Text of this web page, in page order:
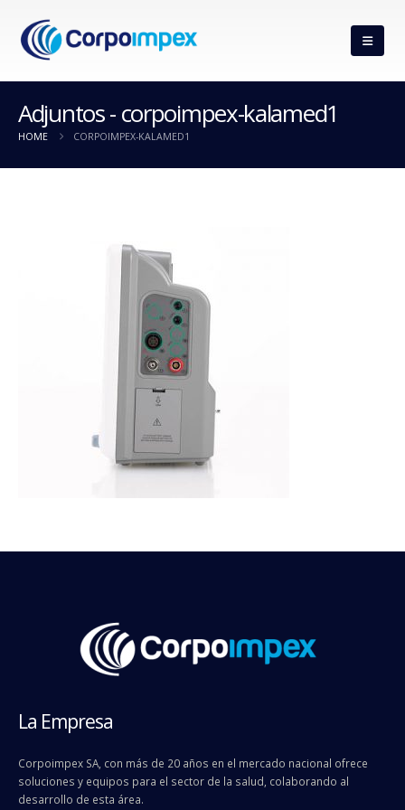
Adjuntos - corpoimpex-kalamed1
HOME CORPOIMPEX-KALAMED1
La Empresa
Corpoimpex SA, con más de 20 años en el mercado nacional ofrece
soluciones y equipos para el sector de la salud, colaborando al
desarrollo de esta área.